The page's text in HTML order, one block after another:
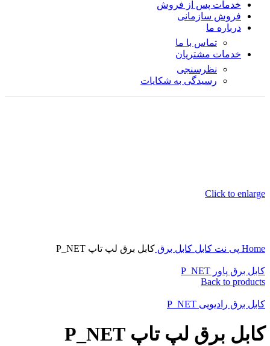
خدمات پس از فروش
فروش سازمانی
درباره ما
تماس با ما
خدمات مشتریان
نظرسنجی
رسیدگی به شکایات
Click to enlarge
Home پی نت کابل کابل برق کابل برق لپ تاپ P_NET
کابل برق پاور P_NET
Back to products
کابل برق رادیویی P_NET
کابل برق لپ تاپ P_NET